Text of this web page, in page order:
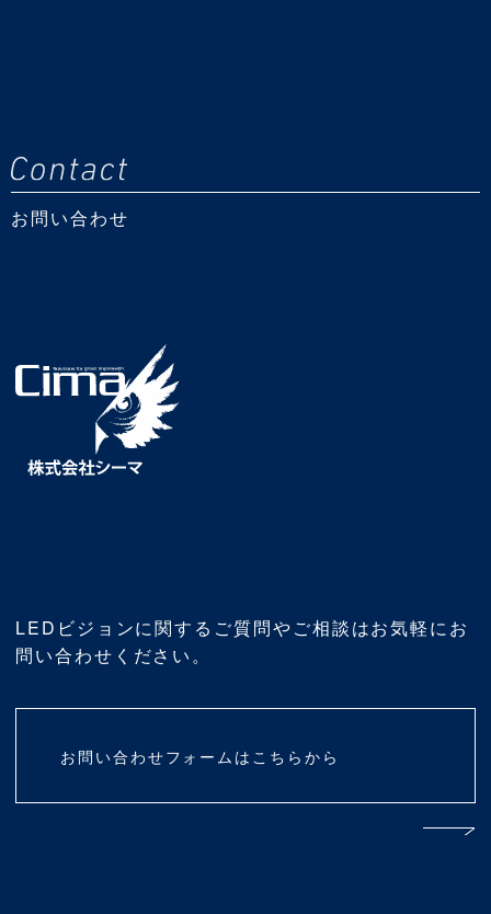
お問い合わせ
LEDビジョンに関するご質問やご相談はお気軽にお
問い合わせください。
お問い合わせフォームはこちらから